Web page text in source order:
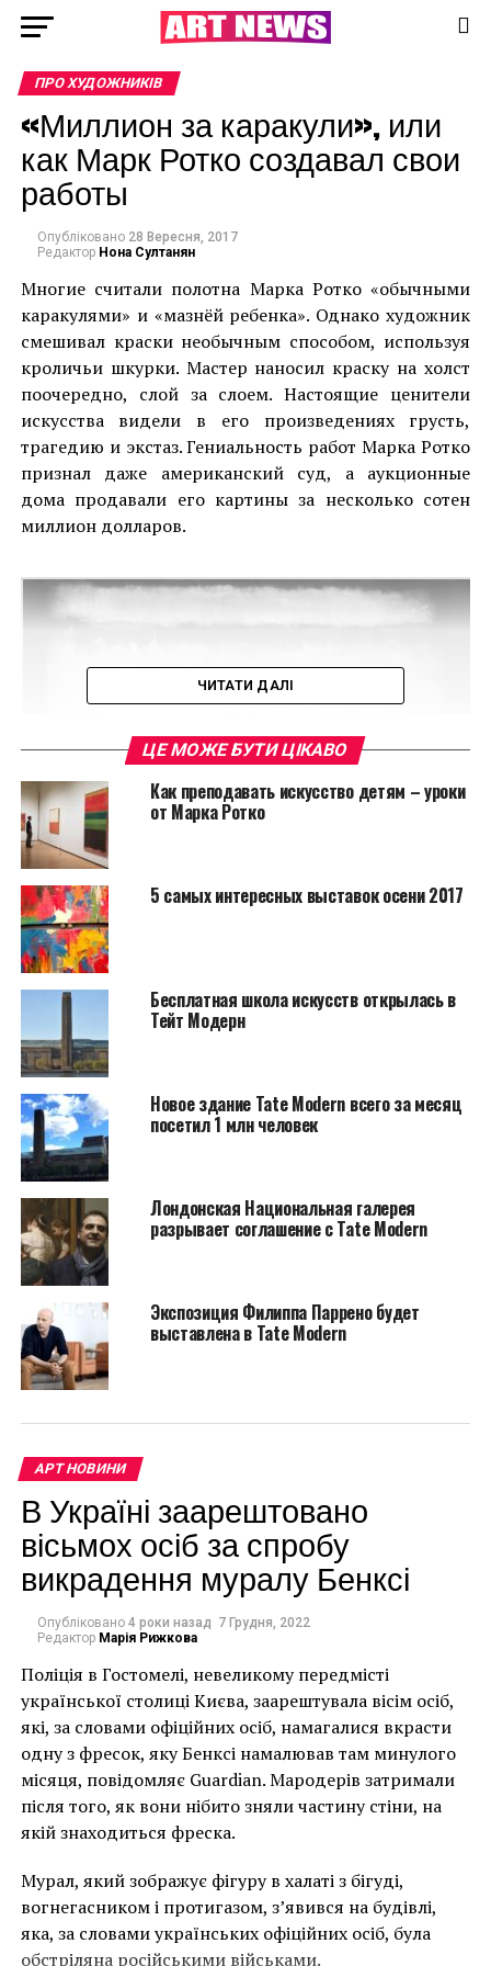
ПРО ХУДОЖНИКІВ
«Миллион за каракули», или
как Марк Ротко создавал свои
работы
Опубліковано 28 Вересня, 2017
Редактор Нона Султанян
Многие считали полотна Марка Ротко «обычными
каракулями» и «мазнёй ребенка». Однако художник
смешивал краски необычным способом, используя
кроличьи шкурки. Мастер наносил краску на холст
поочередно, слой за слоем. Настоящие ценители
искусства видели в его произведениях грусть,
трагедию и экстаз. Гениальность работ Марка Ротко
признал даже американский суд, а аукционные
дома продавали его картины за несколько сотен
миллион долларов.
Техника исполнения его работ довольно
своеобразна. Но, стоит отметить, что художнику не
нравилось, когда его называли абстракционистом.
По словам Ротко, «его зрители – это те, кто видит не
смешение красок, а настоящий взрыв человеческих
эмоций, боль трагедии и торжество экстаза. Эти
произведения мало просто лицезреть, их
необходимо чувствовать как живой организм».
Возможно, именно по этой причине художник не
дал названия многим своим работам, оставляя
Впрочем, не только обычные наблюдатели
сомневались в гениальности мастера. Известно, что
сам Ротко также мучился этим вопросом, поэтому
продал десятки своих полотен «почти даром»,
учитывая нынешнюю стоимость его картин.
Дети художника открыли судебный процесс,
ЧИТАТИ ДАЛІ
ЦЕ МОЖЕ БУТИ ЦІКАВО
Как преподавать искусство детям – уроки
от Марка Ротко
5 самых интересных выставок осени 2017
Бесплатная школа искусств открылась в
Тейт Модерн
Новое здание Tate Modern всего за месяц
посетил 1 млн человек
Лондонская Национальная галерея
разрывает соглашение с Tate Modern
Экспозиция Филиппа Паррено будет
выставлена в Tate Modern
АРТ НОВИНИ
В Україні заарештовано
вісьмох осіб за спробу
викрадення муралу Бенксі
Опубліковано 4 роки назад 7 Грудня, 2022
Редактор Марія Рижкова
Поліція в Гостомелі, невеликому передмісті
української столиці Києва, заарештувала вісім осіб,
які, за словами офіційних осіб, намагалися вкрасти
одну з фресок, яку Бенксі намалював там минулого
місяця, повідомляє Guardian. Мародерів затримали
після того, як вони нібито зняли частину стіни, на
якій знаходиться фреска.
Мурал, який зображує фігуру в халаті з бігуді,
вогнегасником і протигазом, з’явився на будівлі,
яка, за словами українських офіційних осіб, була
обстріляна російськими військами.